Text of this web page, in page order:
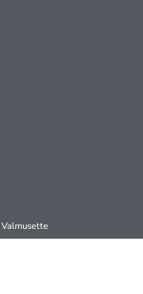
Valmusette